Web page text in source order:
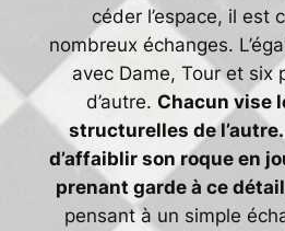
céder l’espace, il est
nombreux échanges.
avec Dame, Tour et six
d’autre. Chacun vise
structurelles de
d’affaiblir son roque en
prenant garde à ce détail
pensant à un simple